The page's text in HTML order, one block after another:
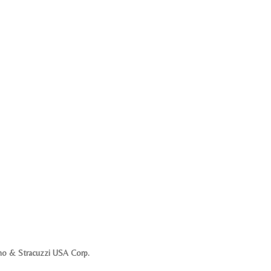
& Stracuzzi USA Corp.